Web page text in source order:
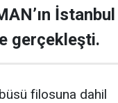
İstanbul
gerçekleşti.
filosuna dahil